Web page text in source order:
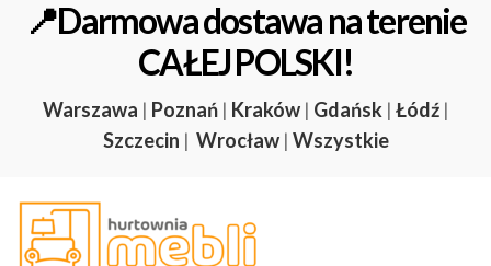
📍Darmowa dostawa na terenie
CAŁEJ POLSKI!
Warszawa | Poznań | Kraków | Gdańsk | Łódź |
Szczecin | Wrocław | Wszystkie